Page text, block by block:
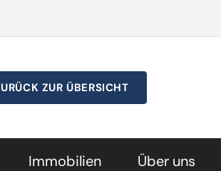
ZUR ÜBERSICHT
Immobilien
Über uns